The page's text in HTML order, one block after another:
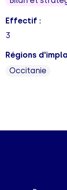
Effectif :
3
Régions
Occitanie